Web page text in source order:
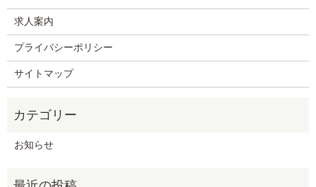
求人案内
プライバシーポリシー
サイトマップ
お知らせ